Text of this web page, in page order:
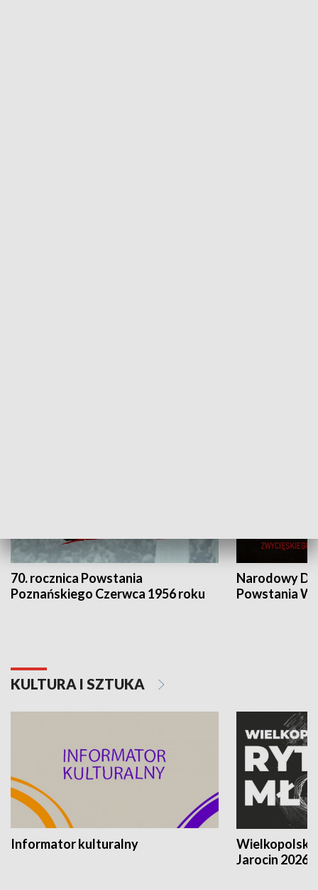
70. rocznica Powstania
Poznańskiego Czerwca 1956 roku
Narodowy
Powstania
KULTURA I SZTUKA
Informator kulturalny
Jarocin 2026